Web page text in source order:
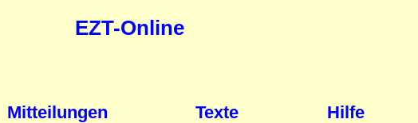
EZT-Online
Mitteilungen Texte Hilfe